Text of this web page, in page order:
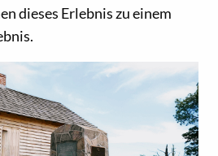
dieses Erlebnis zu einem